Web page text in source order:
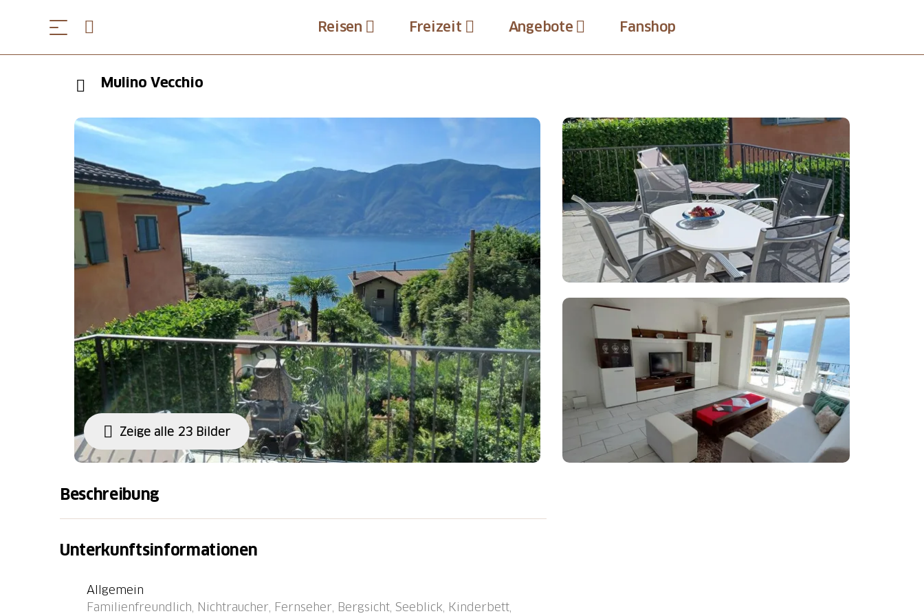
Reisen Freizeit Angebote Fanshop
Mulino Vecchio
Zeige alle 23 Bilder
Beschreibung
Vecchio". Im Ortsteil Nucleo,Ronco s. Ascona, ruhige, sonnige Lage, 2 km vom See. 250
Bushaltestelle "Ronco, Posta" 1.4 km, Bahnstation "SBB-CFF Locarno" 9 km, Fähre "Porto
Ronco" 2.2 km, Thermalbad "Thermali e Saline, Locarno" 9.5 km, Badesee "Lago
Unterkunftsinformationen
Allgemein
Familienfreundlich, Nichtraucher, Fernseher, Bergsicht, Seeblick, Kinderbett,